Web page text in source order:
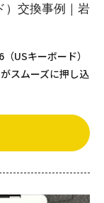
）交換事例｜岩
USキーボード）
スムーズに押し込